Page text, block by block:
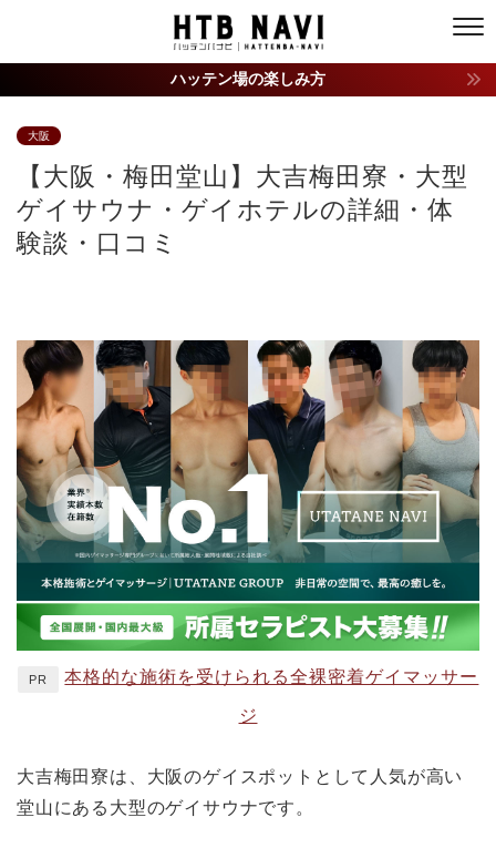
ハッテン場の楽しみ方
大阪
【大阪・梅田堂山】大吉梅田寮・大型
ゲイサウナ・ゲイホテルの詳細・体
験談・口コミ
PR 本格的な施術を受けられる全裸密着ゲイマッサー
ジ
大吉梅田寮は、大阪のゲイスポットとして人気が高い
堂山にある大型のゲイサウナです。